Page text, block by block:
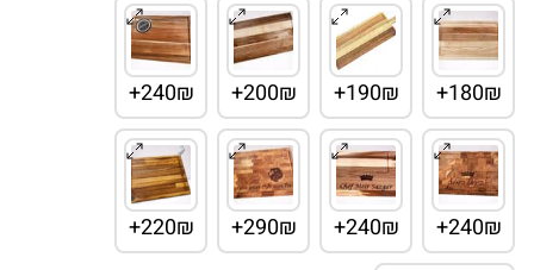
180₪+
190₪+
200₪+
240₪+
240₪+
240₪+
290₪+
220₪+